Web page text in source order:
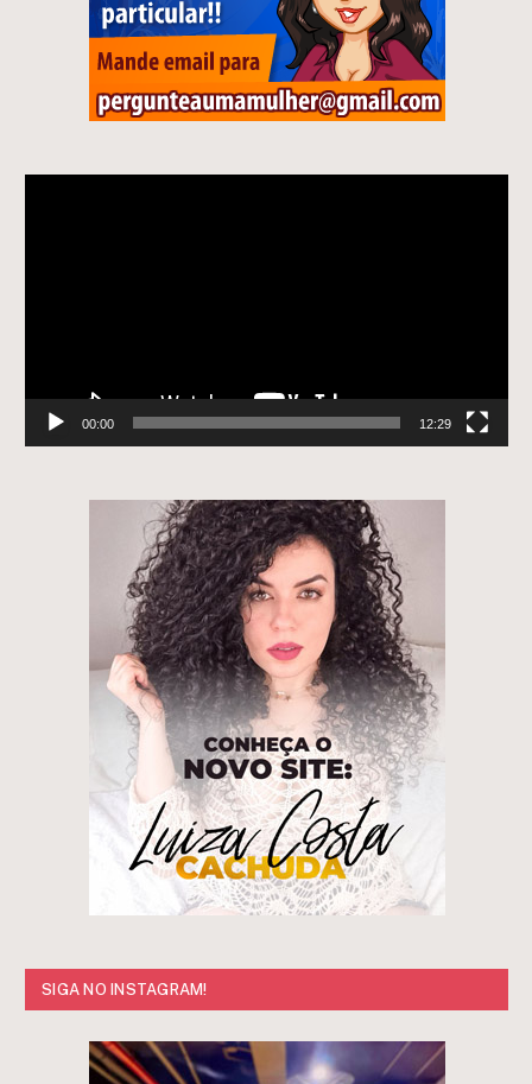
00:00 12:29
SIGA NO INSTAGRAM!